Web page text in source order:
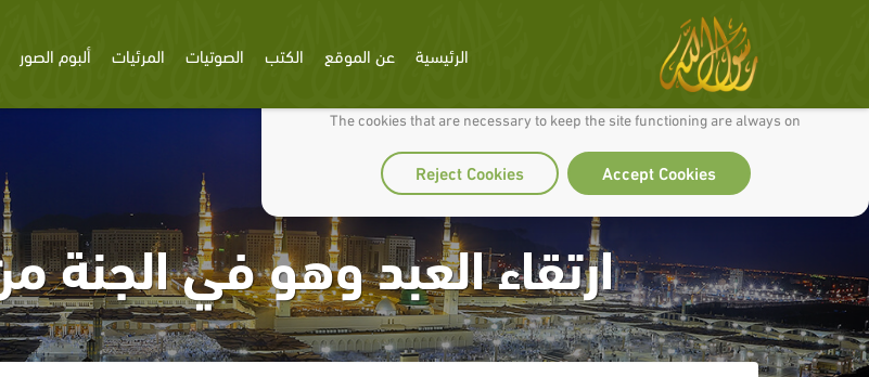
We use cookies to make our site work well for you and so we can continually improve it.
The cookies that are necessary to keep the site functioning are always on
Accept Cookies
Reject Cookies
الرئيسية عن الموقع الكتب الصوتيات المرئيات ألبوم الصور
ارتقاء العبد وهو في الجنة